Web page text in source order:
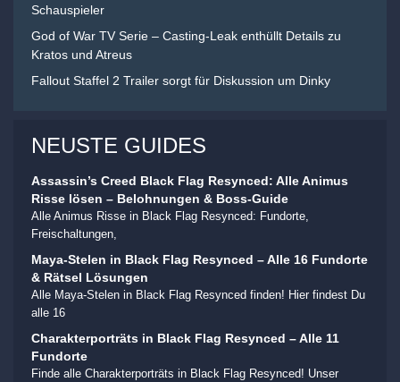
Schauspieler
God of War TV Serie – Casting-Leak enthüllt Details zu
Kratos und Atreus
Fallout Staffel 2 Trailer sorgt für Diskussion um Dinky
NEUSTE GUIDES
Assassin’s Creed Black Flag Resynced: Alle Animus
Risse lösen – Belohnungen & Boss-Guide
Alle Animus Risse in Black Flag Resynced: Fundorte,
Freischaltungen,
Maya-Stelen in Black Flag Resynced – Alle 16 Fundorte
& Rätsel Lösungen
Alle Maya-Stelen in Black Flag Resynced finden! Hier findest Du
alle 16
Charakterporträts in Black Flag Resynced – Alle 11
Fundorte
Finde alle Charakterporträts in Black Flag Resynced! Unser